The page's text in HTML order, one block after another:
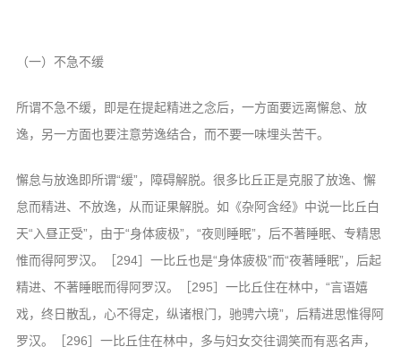
（一）不急不缓
所谓不急不缓，即是在提起精进之念后，一方面要远离懈怠、放
逸，另一方面也要注意劳逸结合，而不要一味埋头苦干。
懈怠与放逸即所谓“缓”，障碍解脱。很多比丘正是克服了放逸、懈
怠而精进、不放逸，从而证果解脱。如《杂阿含经》中说一比丘白
天“入昼正受”，由于“身体疲极”，“夜则睡眠”，后不著睡眠、专精思
惟而得阿罗汉。［294］一比丘也是“身体疲极”而“夜著睡眠”，后起
精进、不著睡眠而得阿罗汉。［295］一比丘住在林中，“言语嬉
戏，终日散乱，心不得定，纵诸根门，驰骋六境”，后精进思惟得阿
罗汉。［296］一比丘住在林中，多与妇女交往调笑而有恶名声，